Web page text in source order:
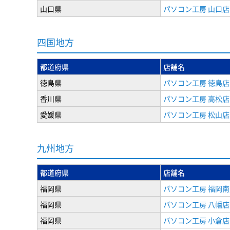
山口県
パソコン工房 山口店
四国地方
都道府県 店舗名
徳島県
パソコン工房 徳島店
香川県
パソコン工房 高松店
愛媛県
パソコン工房 松山店
九州地方
都道府県 店舗名
福岡県
パソコン工房 福岡
福岡県
パソコン工房 八幡店
福岡県
パソコン工房 小倉店